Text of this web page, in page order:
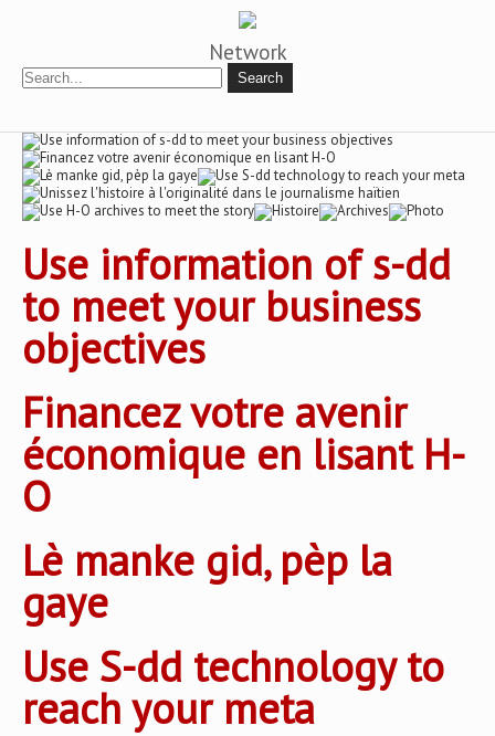
Network
Use information of s-dd
to meet your business
objectives
Financez votre avenir
économique en lisant H-
O
Lè manke gid, pèp la
gaye
Use S-dd technology to
reach your meta